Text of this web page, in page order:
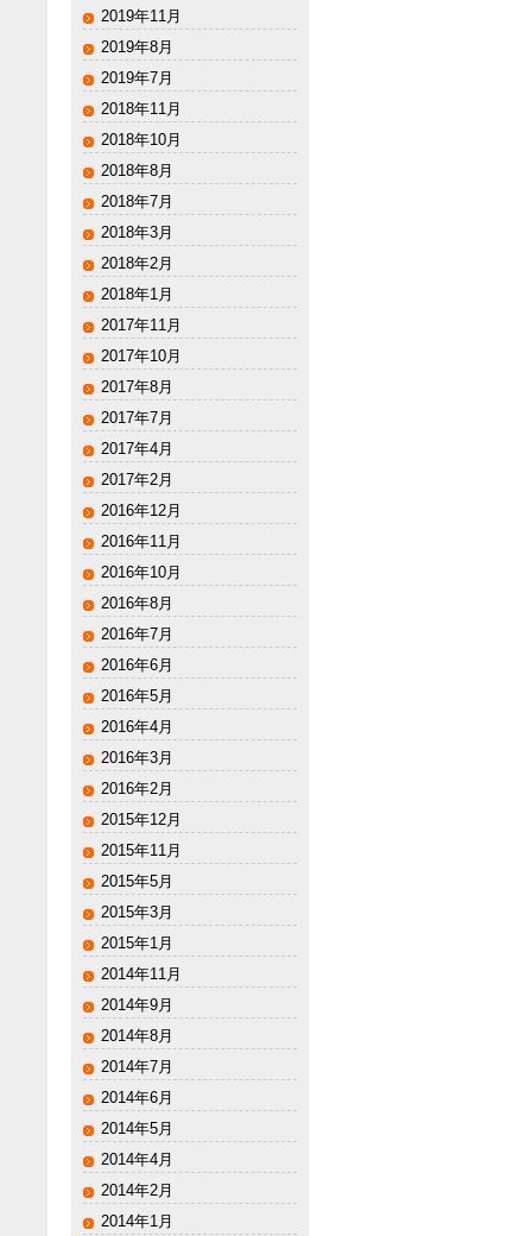
2019年11月
2019年8月
2019年7月
2018年11月
2018年10月
2018年8月
2018年7月
2018年3月
2018年2月
2018年1月
2017年11月
2017年10月
2017年8月
2017年7月
2017年4月
2017年2月
2016年12月
2016年11月
2016年10月
2016年8月
2016年7月
2016年6月
2016年5月
2016年4月
2016年3月
2016年2月
2015年12月
2015年11月
2015年5月
2015年3月
2015年1月
2014年11月
2014年9月
2014年8月
2014年7月
2014年6月
2014年5月
2014年4月
2014年2月
2014年1月